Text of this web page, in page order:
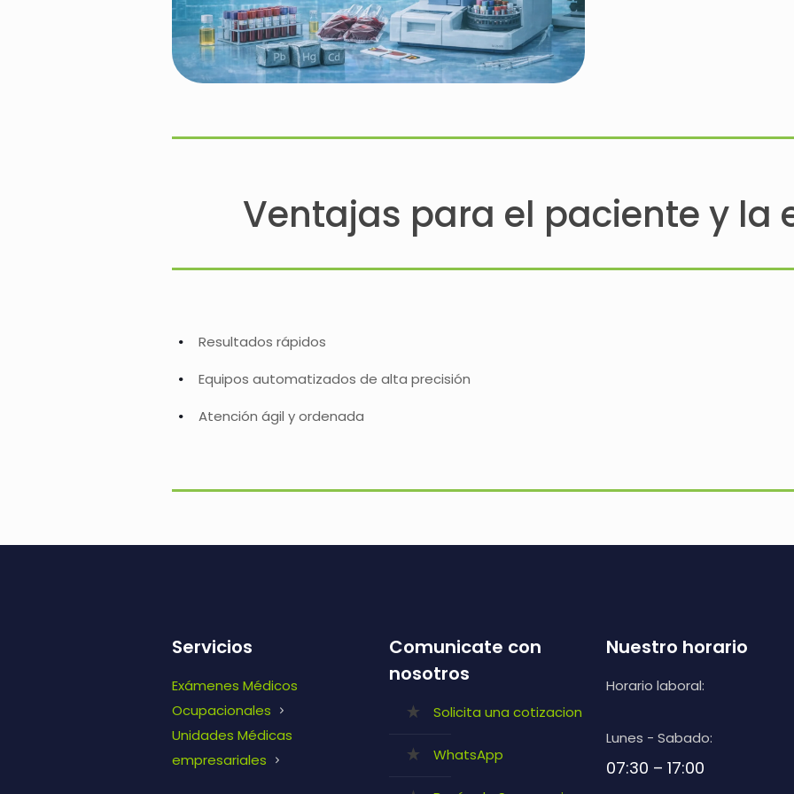
Ventajas para el paciente y la
Resultados rápidos
Equipos automatizados de alta precisión
Atención ágil y ordenada
Servicios
Exámenes Médicos
Ocupacionales
Unidades Médicas
empresariales
Comunicate con
nosotros
Solicita una cotizacion
WhatsApp
Nuestro horario
Horario laboral:
Lunes - Sabado:
07:30 – 17:00